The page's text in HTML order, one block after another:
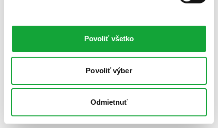
Povoliť všetko
Povoliť výber
Odmietnuť